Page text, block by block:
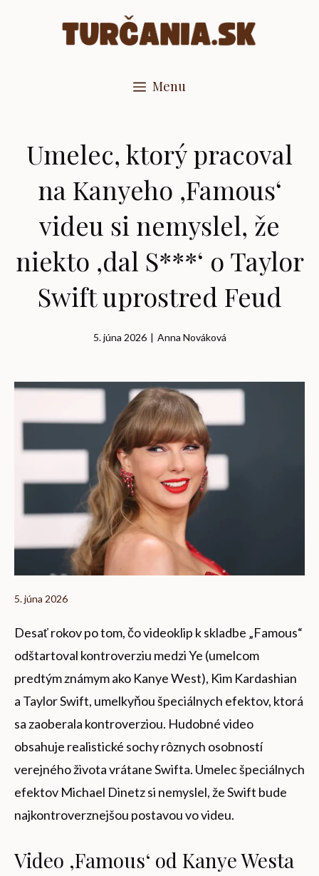
Menu
Umelec, ktorý pracoval
na Kanyeho ‚Famous‘
videu si nemyslel, že
niekto ‚dal S***‘ o Taylor
Swift uprostred Feud
5. júna 2026 | Anna Nováková
5. júna 2026
Desať rokov po tom, čo videoklip k skladbe „Famous“
odštartoval kontroverziu medzi Ye (umelcom
predtým známym ako Kanye West), Kim Kardashian
a Taylor Swift, umelkyňou špeciálnych efektov, ktorá
sa zaoberala kontroverziou. Hudobné video
obsahuje realistické sochy rôznych osobností
verejného života vrátane Swifta. Umelec špeciálnych
efektov Michael Dinetz si nemyslel, že Swift bude
najkontroverznejšou postavou vo videu.
Video ‚Famous‘ od Kanye Westa